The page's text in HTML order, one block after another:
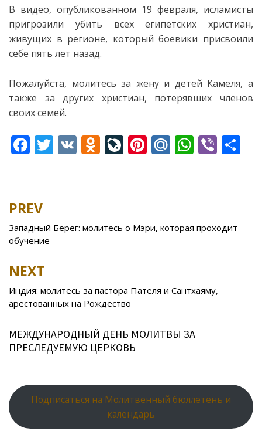
В видео, опубликованном 19 февраля, исламисты
пригрозили убить всех египетских христиан,
живущих в регионе, который боевики присвоили
себе пять лет назад.
Пожалуйста, молитесь за жену и детей Камеля, а
также за других христиан, потерявших членов
своих семей.
F
b
o
o
T V O
kl
as
ki
Li
u
r
Pi
st
M
u
W
A
p
Vi
Post
navigation
PREV
Западный Берег: молитесь о Мэри, которая проходит
обучение
NEXT
Индия: молитесь за пастора Пателя и Сантхаяму,
арестованных на Рождество
МЕЖДУНАРОДНЫЙ ДЕНЬ МОЛИТВЫ ЗА
ПРЕСЛЕДУЕМУЮ ЦЕРКОВЬ
Подписаться на Молитвенный бюллетень и
календарь